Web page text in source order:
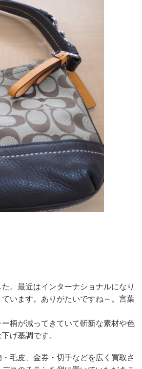
。最近はインターナショナルになり
います。ありがたいですね～。言葉
柄が減ってきていて斬新な素材や色
げ基調です。
毛皮、金券・切手などを広く買取さ